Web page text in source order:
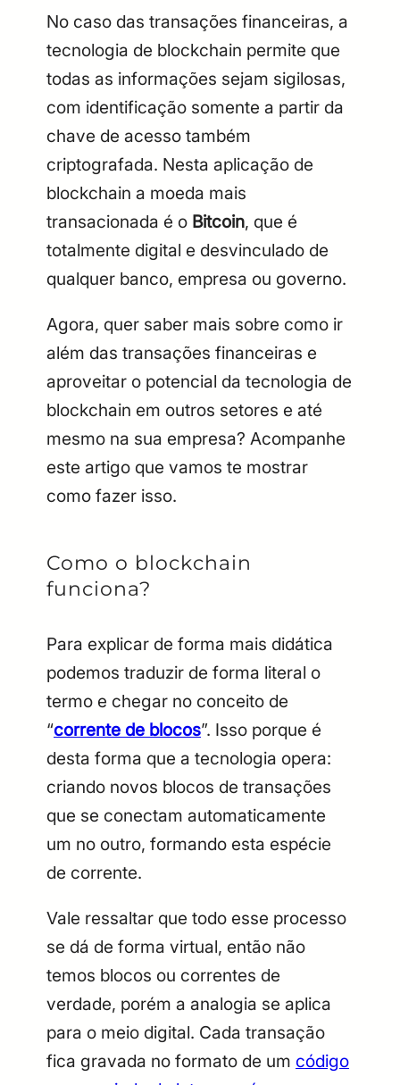
No caso das transações financeiras, a
tecnologia de blockchain permite que
todas as informações sejam sigilosas,
com identificação somente a partir da
chave de acesso também
criptografada. Nesta aplicação de
blockchain a moeda mais
transacionada é o Bitcoin, que é
totalmente digital e desvinculado de
qualquer banco, empresa ou governo.
Agora, quer saber mais sobre como ir
além das transações financeiras e
aproveitar o potencial da tecnologia de
blockchain em outros setores e até
mesmo na sua empresa? Acompanhe
este artigo que vamos te mostrar
como fazer isso.
Como o blockchain
funciona?
Para explicar de forma mais didática
podemos traduzir de forma literal o
termo e chegar no conceito de
“corrente de blocos”. Isso porque é
desta forma que a tecnologia opera:
criando novos blocos de transações
que se conectam automaticamente
um no outro, formando esta espécie
de corrente.
Vale ressaltar que todo esse processo
se dá de forma virtual, então não
temos blocos ou correntes de
verdade, porém a analogia se aplica
para o meio digital. Cada transação
fica gravada no formato de um código